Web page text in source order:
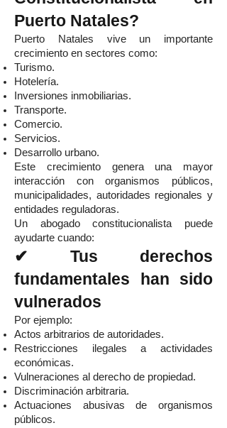
Puerto Natales?
Puerto Natales vive un importante
crecimiento en sectores como:
Turismo.
Hotelería.
Inversiones inmobiliarias.
Transporte.
Comercio.
Servicios.
Desarrollo urbano.
Este crecimiento genera una mayor
interacción con organismos públicos,
municipalidades, autoridades regionales y
entidades reguladoras.
Un abogado constitucionalista puede
ayudarte cuando:
✔ Tus derechos
fundamentales han sido
vulnerados
Por ejemplo:
Actos arbitrarios de autoridades.
Restricciones ilegales a actividades
económicas.
Vulneraciones al derecho de propiedad.
Discriminación arbitraria.
Actuaciones abusivas de organismos
públicos.